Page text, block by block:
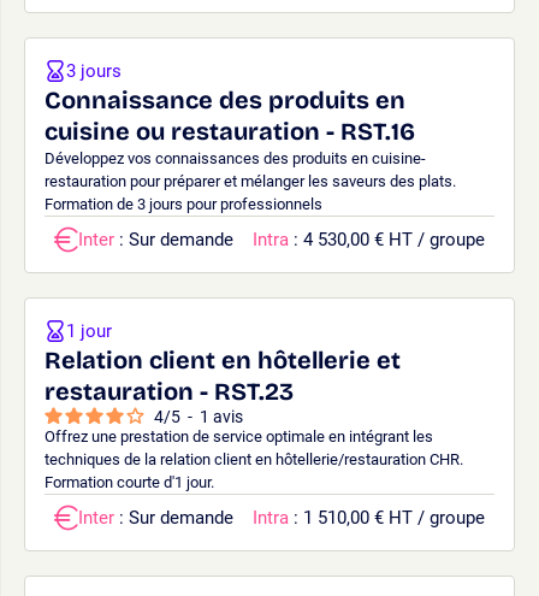
Connaissance des produits en
cuisine ou restauration - RST.16
Développez vos connaissances des produits en cuisine-
restauration pour préparer et mélanger les saveurs des plats.
Formation de 3 jours pour professionnels
3 jours
Inter : Sur demande Intra : 4 530,00 € HT / groupe
Relation client en hôtellerie et
restauration - RST.23
4/5 - 1 avis
Offrez une prestation de service optimale en intégrant les
techniques de la relation client en hôtellerie/restauration CHR.
Formation courte d'1 jour.
1 jour
Inter : Sur demande Intra : 1 510,00 € HT / groupe